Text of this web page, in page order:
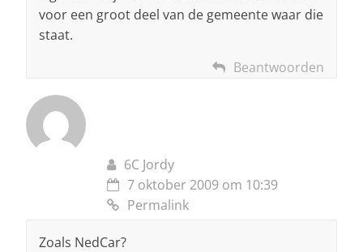
voor een groot deel van de gemeente waar die
staat.
Beantwoorden
6C Jordy
7 oktober 2009 om 10:39
Permalink
Zoals NedCar?